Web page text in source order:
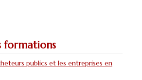
formations
publics et les entreprises en